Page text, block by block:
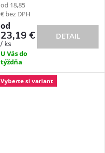
od 18,85
€ bez DPH
od
23,19 €
/ ks
U Vás do
týždňa
DETAIL
Vyberte si variant